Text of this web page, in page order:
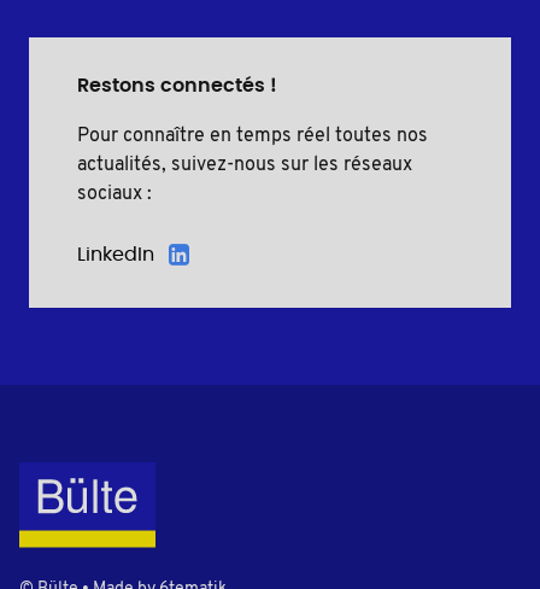
Restons connectés !
Pour connaître en temps réel toutes nos
actualités, suivez-nous sur les réseaux
sociaux :
LinkedIn